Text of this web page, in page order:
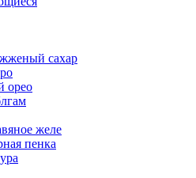
сахар
орео
желе
пенка